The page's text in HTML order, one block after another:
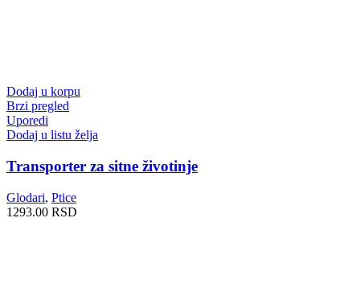
Dodaj u korpu
Brzi pregled
Uporedi
Dodaj u listu želja
Transporter za sitne životinje
Glodari, Ptice
1293.00 RSD